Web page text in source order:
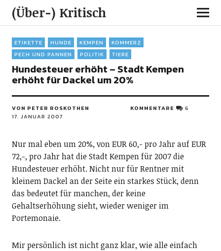
(Über-) Kritisch
ETIKETTE HUNDE KEMPEN
KOMMERZ
PECH UND PANNEN
POLITIK TIERE
Hundesteuer erhöht – Stadt Kempen
erhöht für Dackel um 20%
VON PETER ROSKOTHEN
17. JANUAR 2007
KOMMENTARE 6
Nur mal eben um 20%, von EUR 60,- pro Jahr auf EUR
72,-, pro Jahr hat die Stadt Kempen für 2007 die
Hundesteuer erhöht. Nicht nur für Rentner mit
kleinem Dackel an der Seite ein starkes Stück, denn
das bedeutet für manchen, der keine
Gehaltserhöhung sieht, wieder weniger im
Portemonaie.
Mir persönlich ist nicht ganz klar, wie alle einfach